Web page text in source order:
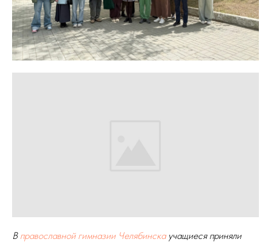
В православной гимназии Челябинскаучащиеся приняли